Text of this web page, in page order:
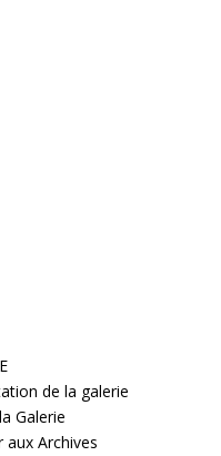
de la galerie
Galerie
aux Archives